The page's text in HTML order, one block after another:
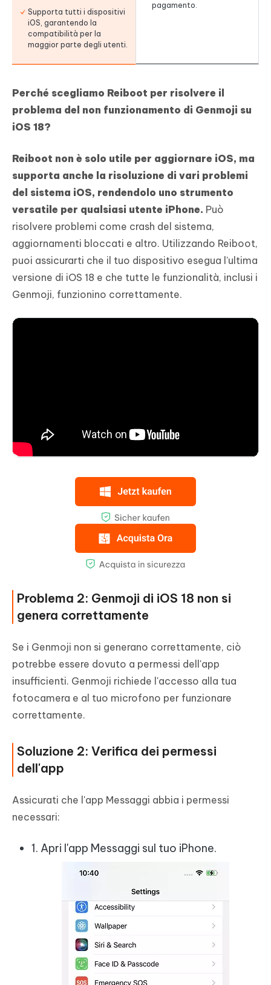
Supporta tutti i dispositivi
iOS, garantendo la
compatibilità per la
maggior parte degli utenti.
pagamento.
Perché scegliamo Reiboot per risolvere il
problema del non funzionamento di Genmoji su
iOS 18?
Reiboot non è solo utile per aggiornare iOS, ma
supporta anche la risoluzione di vari problemi
del sistema iOS, rendendolo uno strumento
versatile per qualsiasi utente iPhone. Può
risolvere problemi come crash del sistema,
aggiornamenti bloccati e altro. Utilizzando Reiboot,
puoi assicurarti che il tuo dispositivo esegua l'ultima
versione di iOS 18 e che tutte le funzionalità, inclusi i
Genmoji, funzionino correttamente.
Problema 2: Genmoji di iOS 18 non si
genera correttamente
Se i Genmoji non si generano correttamente, ciò
potrebbe essere dovuto a permessi dell'app
insufficienti. Genmoji richiede l'accesso alla tua
fotocamera e al tuo microfono per funzionare
correttamente.
Soluzione 2: Verifica dei permessi
dell'app
Assicurati che l'app Messaggi abbia i permessi
necessari:
1. Apri l'app Messaggi sul tuo iPhone.